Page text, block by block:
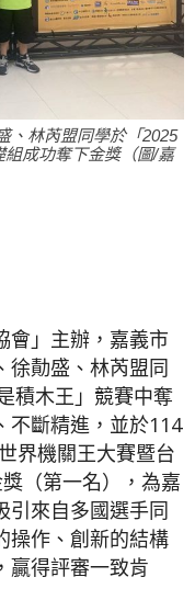
、林芮盟同學於「2025
成功奪下金獎（圖/嘉
會」主辦，嘉義市
徐勣盛、林芮盟同
積木王」競賽中奪
不斷精進，並於114
界機關王大賽暨台
（第一名），為嘉
引來自多國選手同
操作、創新的結構
贏得評審一致肯